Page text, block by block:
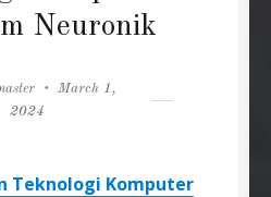
Neuronik
Posted
March 1,
2024
Teknologi Komputer